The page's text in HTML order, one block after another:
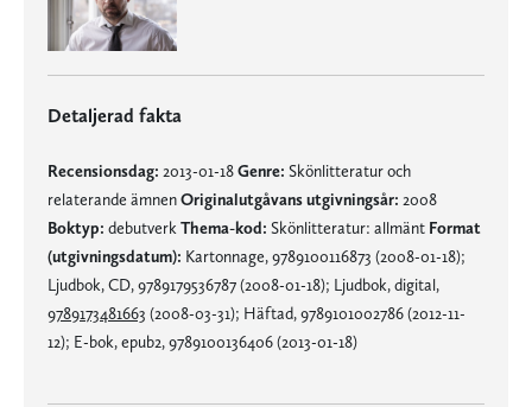
Detaljerad fakta
Recensionsdag: 2013-01-18Genre: Skönlitteratur och
relaterande ämnenOriginalutgåvans utgivningsår: 2008
Boktyp: debutverkThema-kod: Skönlitteratur: allmänt Format
(utgivningsdatum): Kartonnage, 9789100116873 (2008-01-18);
Ljudbok, CD, 9789179536787 (2008-01-18); Ljudbok, digital,
9789173481663 (2008-03-31); Häftad, 9789101002786 (2012-11-
12); E-bok, epub2, 9789100136406 (2013-01-18)